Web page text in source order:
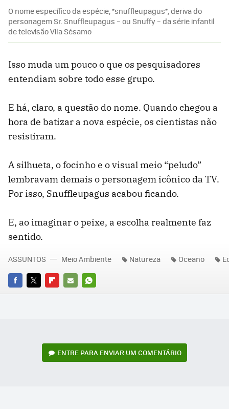
O nome específico da espécie, *snuffleupagus*, deriva do
personagem Sr. Snuffleupagus – ou Snuffy – da série infantil
de televisão Vila Sésamo
Isso muda um pouco o que os pesquisadores
entendiam sobre todo esse grupo.
E há, claro, a questão do nome. Quando chegou a
hora de batizar a nova espécie, os cientistas não
resistiram.
A silhueta, o focinho e o visual meio “peludo”
lembravam demais o personagem icônico da TV.
Por isso, Snuffleupagus acabou ficando.
E, ao imaginar o peixe, a escolha realmente faz
sentido.
FACEBOOK
TWITTERFLIPBOARD
E-
WHATSAPP
ASSUNTOS Meio Ambiente Natureza Oceano
ENTRE PARA ENVIAR UM COMENTÁRIO